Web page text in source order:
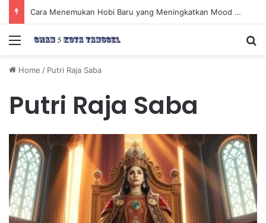
Cara Menemukan Hobi Baru yang Meningkatkan Mood Anda Secara Positif dan Efektif
Menu
Home / Putri Raja Saba
Putri Raja Saba